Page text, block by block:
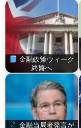
金融政策ウィーク
終盤へ
金融当局者発言が